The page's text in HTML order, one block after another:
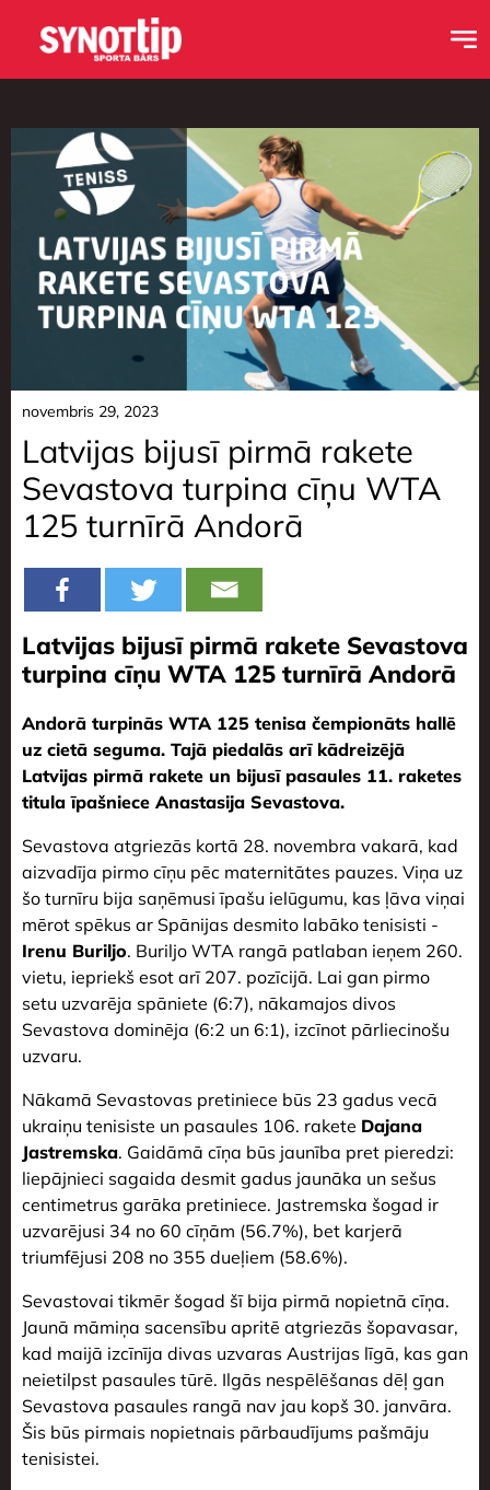
novembris 29, 2023
Latvijas bijusī pirmā rakete
Sevastova turpina cīņu WTA
125 turnīrā Andorā
Latvijas bijusī pirmā rakete Sevastova
turpina cīņu WTA 125 turnīrā Andorā
Andorā turpinās WTA 125 tenisa čempionāts hallē
uz cietā seguma. Tajā piedalās arī kādreizējā
Latvijas pirmā rakete un bijusī pasaules 11. raketes
titula īpašniece Anastasija Sevastova.
Sevastova atgriezās kortā 28. novembra vakarā, kad
aizvadīja pirmo cīņu pēc maternitātes pauzes. Viņa uz
šo turnīru bija saņēmusi īpašu ielūgumu, kas ļāva viņai
mērot spēkus ar Spānijas desmito labāko tenisisti -
Irenu Buriljo. Buriljo WTA rangā patlaban ieņem 260.
vietu, iepriekš esot arī 207. pozīcijā. Lai gan pirmo
setu uzvarēja spāniete (6:7), nākamajos divos
Sevastova dominēja (6:2 un 6:1), izcīnot pārliecinošu
uzvaru.
Nākamā Sevastovas pretiniece būs 23 gadus vecā
ukraiņu tenisiste un pasaules 106. rakete Dajana
Jastremska. Gaidāmā cīņa būs jaunība pret pieredzi:
liepājnieci sagaida desmit gadus jaunāka un sešus
centimetrus garāka pretiniece. Jastremska šogad ir
uzvarējusi 34 no 60 cīņām (56.7%), bet karjerā
triumfējusi 208 no 355 dueļiem (58.6%).
Sevastovai tikmēr šogad šī bija pirmā nopietnā cīņa.
Jaunā māmiņa sacensību apritē atgriezās šopavasar,
kad maijā izcīnīja divas uzvaras Austrijas līgā, kas gan
neietilpst pasaules tūrē. Ilgās nespēlēšanas dēļ gan
Sevastova pasaules rangā nav jau kopš 30. janvāra.
Šis būs pirmais nopietnais pārbaudījums pašmāju
tenisistei.